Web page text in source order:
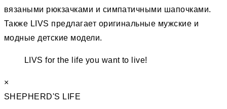
вязаными рюкзачками и симпатичными шапочками.
Также LIVS предлагает оригинальные мужские и
модные детские модели.
LIVS for the life you want to live!
×
SHEPHERD'S LIFE